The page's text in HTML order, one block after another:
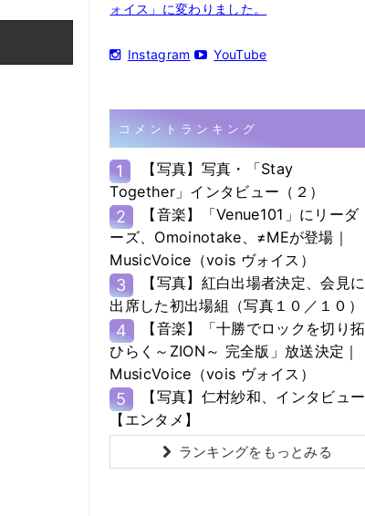
ォイス」に変わりました。
Instagram YouTube
コメントランキング
1
【写真】写真・「Stay
Together」インタビュー（２）
2
【音楽】「Venue101」にリーダ
ーズ、Omoinotake、≠MEが登場｜
MusicVoice（vois ヴォイス）
3
【写真】紅白出場者決定、会見に
出席した初出場組（写真１０／１０）
4
【音楽】「十勝でロックを切り拓
ひらく～ZION～ 完全版」放送決定｜
MusicVoice（vois ヴォイス）
5
【写真】仁村紗和、インタビュー
【エンタメ】
ランキングをもっとみる